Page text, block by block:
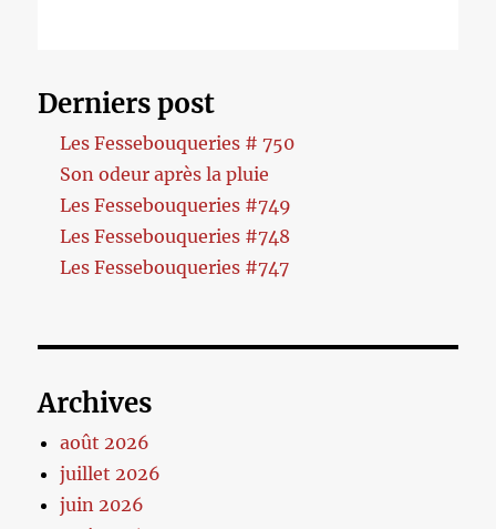
Derniers post
Les Fessebouqueries # 750
Son odeur après la pluie
Les Fessebouqueries #749
Les Fessebouqueries #748
Les Fessebouqueries #747
Archives
août 2026
juillet 2026
juin 2026